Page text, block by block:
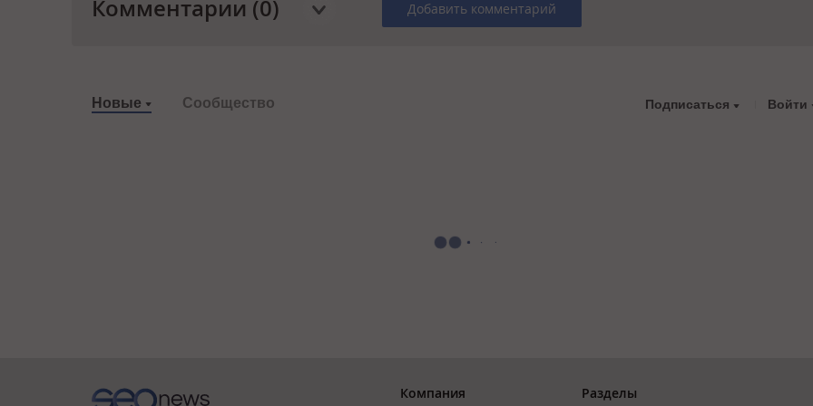
Комментарии (0) Добавить комментарий
Новые Сообщество Подписаться Войти
Компания Разделы